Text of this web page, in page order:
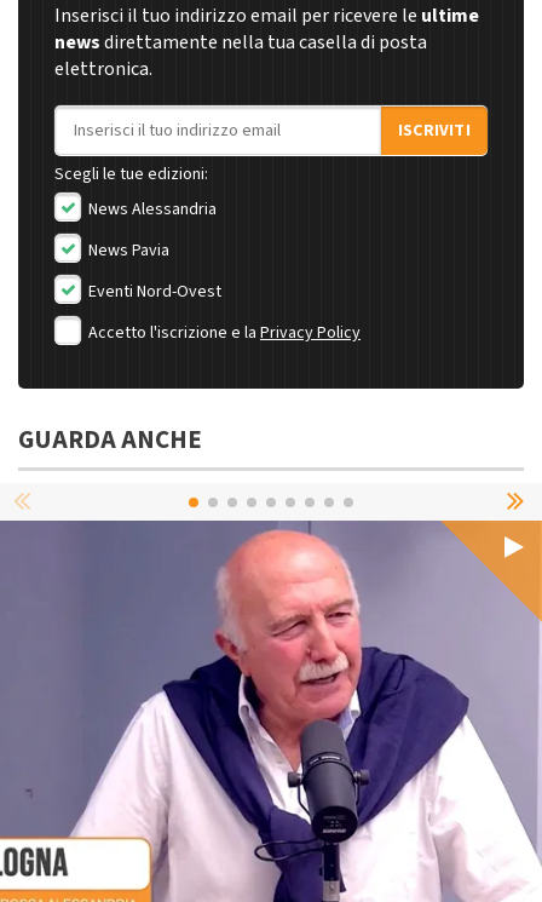
Inserisci il tuo indirizzo email per ricevere le ultime
newsdirettamente nella tua casella di posta
elettronica.
Indirizzo email
ISCRIVITI
Scegli le tue edizioni:
News Alessandria
News Pavia
Eventi Nord-Ovest
Accetto l'iscrizione e la Privacy Policy
GUARDA ANCHE